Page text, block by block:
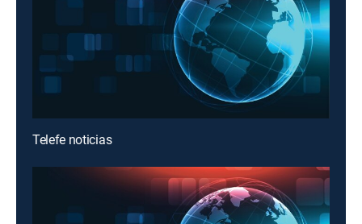
Telefe noticias